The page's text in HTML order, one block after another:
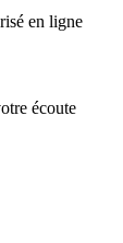
en ligne
écoute